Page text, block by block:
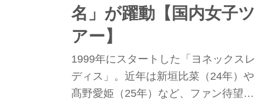
あるものを探った。
名」が躍動【国内女子ツ
アー】
1999年にスタートした「ヨネックスレ
ディス」。近年は新垣比菜（24年）や
髙野愛姫（25年）など、ファン待望の